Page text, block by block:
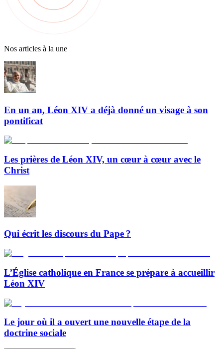
Nos articles à la une
En un an, Léon XIV a déjà donné un visage à son
pontificat
Les prières de Léon XIV, un cœur à cœur avec le
Christ
Qui écrit les discours du Pape ?
L’Église catholique en France se prépare à accueillir
Léon XIV
Le jour où il a ouvert une nouvelle étape de la
doctrine sociale